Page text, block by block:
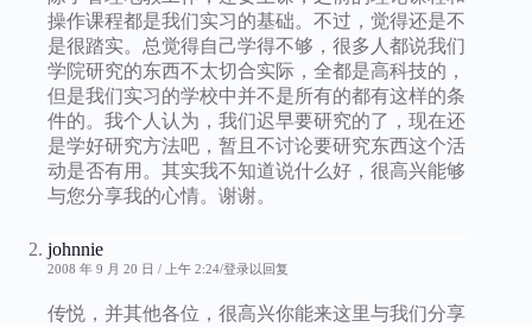
操作课程都是我们实习的基础。不过，觉得还是不
是很踏实。总觉得自己学得不够，很多人都说我们
学院研究的东西不太切合实际，全都是高科技的，
但是我们实习的学校中并不是所有的都有这样的条
件的。我个人认为，我们迟早要研究的了，现在还
是学好研究方法吧，暂且不讨论要研究东西这个活
动是否有用。其实我不知道说什么好，很高兴能够
与您分享我的心情。谢谢。
johnnie
2008 年 9 月 20 日 / 上午 2:24 登录以回复
传悦，并其他各位，很高兴你能来这里与我们分享